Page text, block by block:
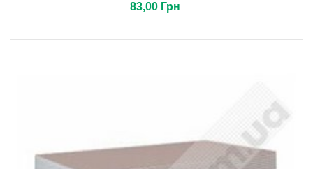
83,00 Грн